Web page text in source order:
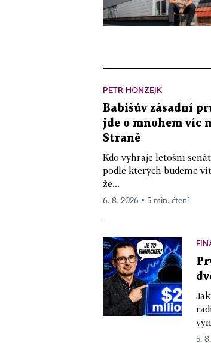
PETR HONZEJK
Babišův zásadní
jde o mnohem víc
Straně
Kdo vyhraje letošní
podle kterých budeme
že...
6. 8. 2026 ▪ 5 min. čtení
5.